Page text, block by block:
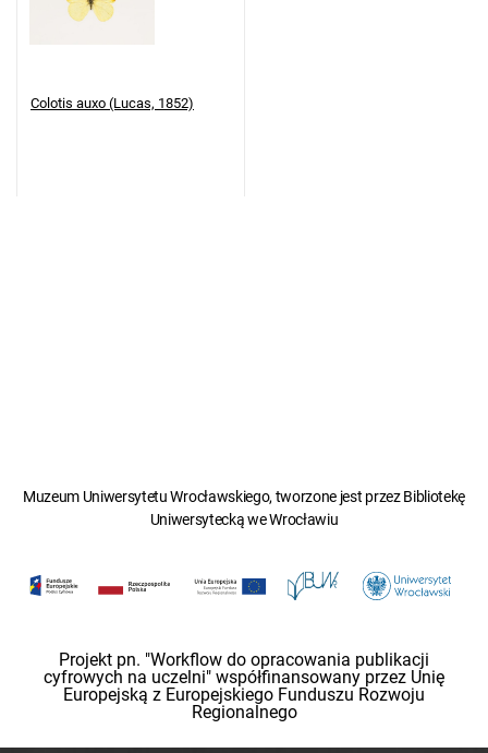
Colotis auxo (Lucas, 1852)
Muzeum Uniwersytetu Wrocławskiego, tworzone jest przez Bibliotekę
Uniwersytecką we Wrocławiu
Projekt pn. "Workflow do opracowania publikacji
cyfrowych na uczelni" współfinansowany przez Unię
Europejską z Europejskiego Funduszu Rozwoju
Regionalnego